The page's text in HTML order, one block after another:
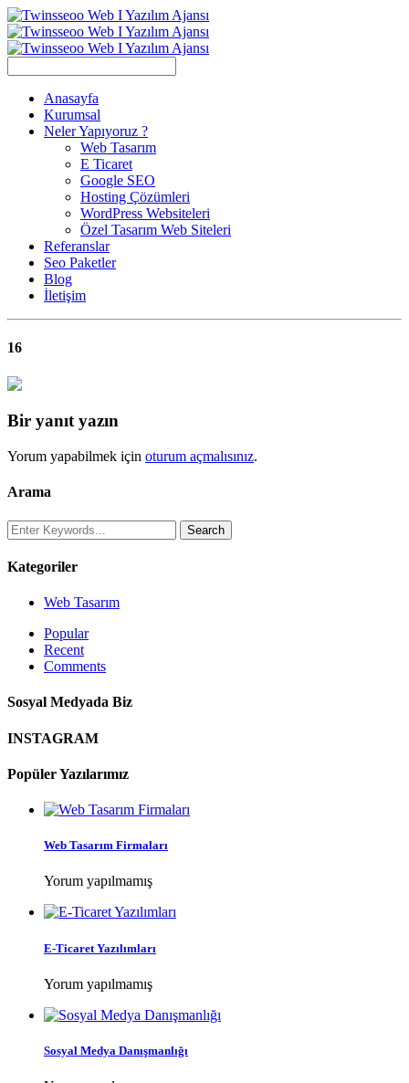
Anasayfa
Kurumsal
Neler Yapıyoruz ?
Web Tasarım
E Ticaret
Google SEO
Hosting Çözümleri
WordPress Websiteleri
Özel Tasarım Web Siteleri
Referanslar
Seo Paketler
Blog
İletişim
16
Bir yanıt yazın
Yorum yapabilmek için oturum açmalısınız.
Arama
Kategoriler
Web Tasarım
Popular
Recent
Comments
Sosyal Medyada Biz
INSTAGRAM
Popüler Yazılarımız
Web Tasarım Firmaları
Yorum yapılmamış
E-Ticaret Yazılımları
Yorum yapılmamış
Sosyal Medya Danışmanlığı